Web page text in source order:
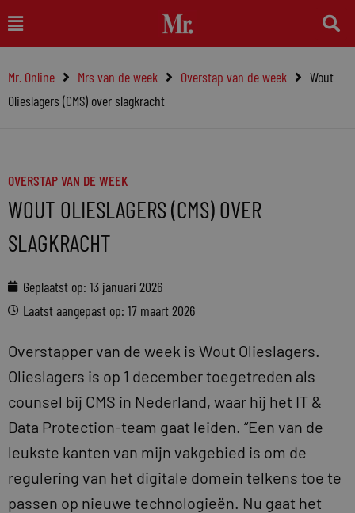
naar
inhoud
Main
Menu
Mr. Online Mrs van de week Overstap van de week
Wout
Olieslagers (CMS) over slagkracht
OVERSTAP VAN DE WEEK
WOUT OLIESLAGERS (CMS) OVER
SLAGKRACHT
Geplaatst op: 13 januari 2026
Laatst aangepast op: 17 maart 2026
Overstapper van de week is Wout Olieslagers.
Olieslagers is op 1 december toegetreden als
counsel bij CMS in Nederland, waar hij het IT &
Data Protection-team gaat leiden. “Een van de
leukste kanten van mijn vakgebied is om de
regulering van het digitale domein telkens toe te
passen op nieuwe technologieën. Nu gaat het